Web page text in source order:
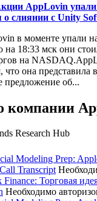
AppLovin упали
о слиянии с Unity
в моменте упали
18:33 мск они
на
что она представила
предложение об...
компании
Research Hub
Modeling Prep:
Transcript
Finance: Торговая
Необходимо